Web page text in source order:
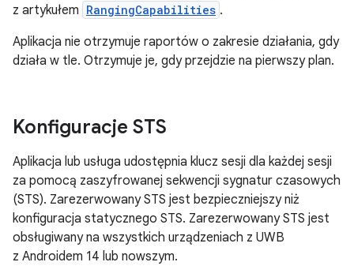
z artykułem RangingCapabilities .
Aplikacja nie otrzymuje raportów o zakresie działania, gdy
działa w tle. Otrzymuje je, gdy przejdzie na pierwszy plan.
Konfiguracje STS
Aplikacja lub usługa udostępnia klucz sesji dla każdej sesji
za pomocą zaszyfrowanej sekwencji sygnatur czasowych
(STS). Zarezerwowany STS jest bezpieczniejszy niż
konfiguracja statycznego STS. Zarezerwowany STS jest
obsługiwany na wszystkich urządzeniach z UWB
z Androidem 14 lub nowszym.